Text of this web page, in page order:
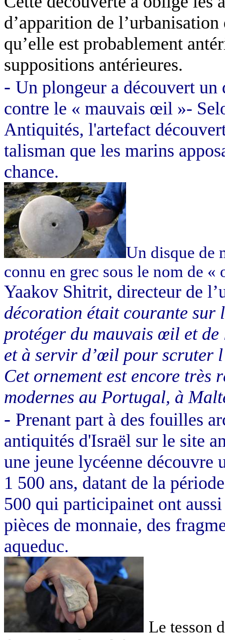
d’apparition de
qu’elle est probablement
suppositions antérieures.
- Un plongeur a découvert un
contre le « mauvais œil »-
Antiquités, l'artefact
talisman que les marins
chance.
Un disque de
connu en grec sous le nom de «
Yaakov Shitrit, directeur de
décoration était courante sur
protéger du mauvais œil et
et à servir d’œil pour scruter
Cet ornement est encore très
modernes au Portugal, à
- Prenant part à des fouilles
antiquités d'Israël sur le site
une jeune lycéenne
1 500 ans, datant de la
500 qui participainet ont
pièces de monnaie, des
aqueduc.
Le tesson